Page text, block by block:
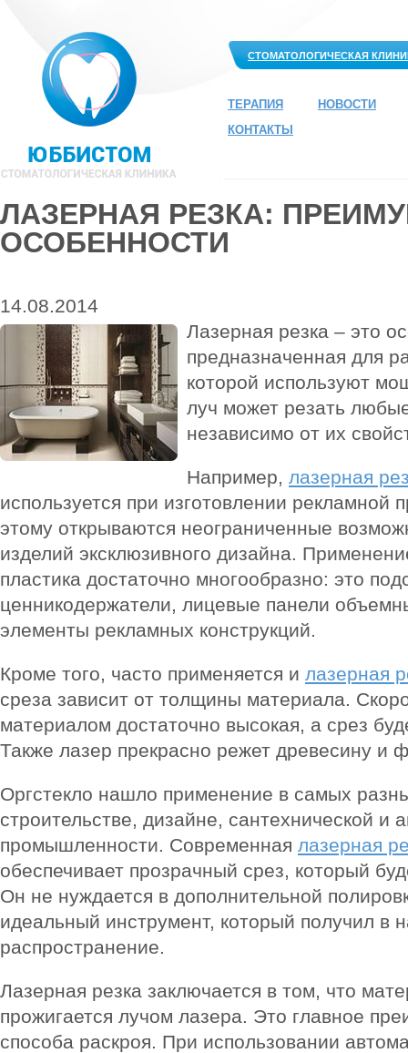
СТОМАТОЛОГИЧЕСКАЯ
ТЕРАПИЯ
НОВОСТИ
КОНТАКТЫ
ЛАЗЕРНАЯ РЕЗКА:
ОСОБЕННОСТИ
14.08.2014
Лазерная резка – это
предназначенная для
которой используют
луч может резать
независимо от их
Например, лазерная
используется при изготовлении рекламной
этому открываются неограниченные
изделий эксклюзивного дизайна.
пластика достаточно многообразно: это
ценникодержатели, лицевые панели
элементы рекламных конструкций.
Кроме того, часто применяется и лазерная
среза зависит от толщины материала.
материалом достаточно высокая, а срез
Также лазер прекрасно режет древесину и
Оргстекло нашло применение в самых
строительстве, дизайне, сантехнической и
промышленности. Современная лазерная
обеспечивает прозрачный срез, который
Он не нуждается в дополнительной
идеальный инструмент, который получил в
распространение.
Лазерная резка заключается в том, что
прожигается лучом лазера. Это главное
способа раскроя. При использовании